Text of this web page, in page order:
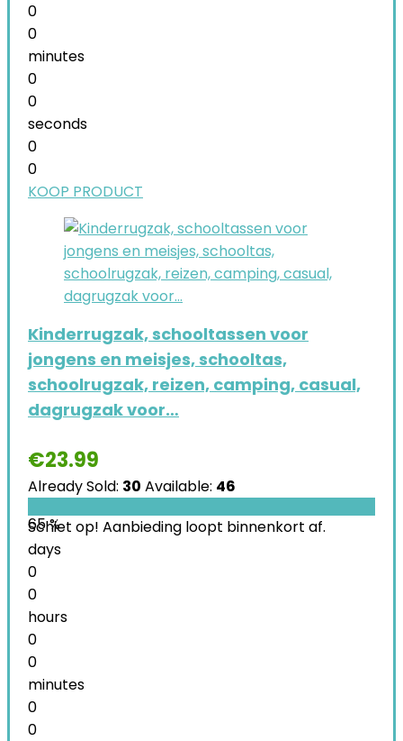
0
0
minutes
0
0
seconds
0
0
KOOP PRODUCT
Kinderrugzak, schooltassen voor
jongens en meisjes, schooltas,
schoolrugzak, reizen, camping, casual,
dagrugzak voor…
€23.99
Already Sold: 30 Available: 46
65 %
Schiet op! Aanbieding loopt binnenkort af.
days
0
0
hours
0
0
minutes
0
0